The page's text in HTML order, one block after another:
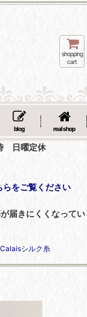
shopping
cart
blog real shop
日曜定休
をご覧ください
きにくくなってい
Calaisシルク糸